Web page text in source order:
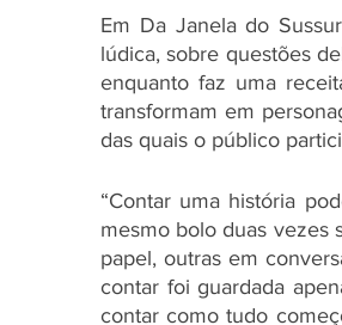
Em Da Janela do
lúdica, sobre questões
enquanto faz uma
transformam em
das quais o público
“Contar uma história
mesmo bolo duas vezes
papel, outras em
contar foi guardada
contar como tudo